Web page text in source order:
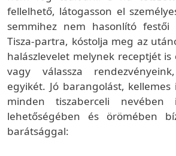
fellelhető, látogasson el
semmihez nem hasonlító festői
Tisza-partra, kóstolja meg az
halászlevelet melynek receptjét
vagy válassza
egyikét. Jó barangolást,
minden tiszaberceli nevében
lehetőségében és örömében
barátsággal: